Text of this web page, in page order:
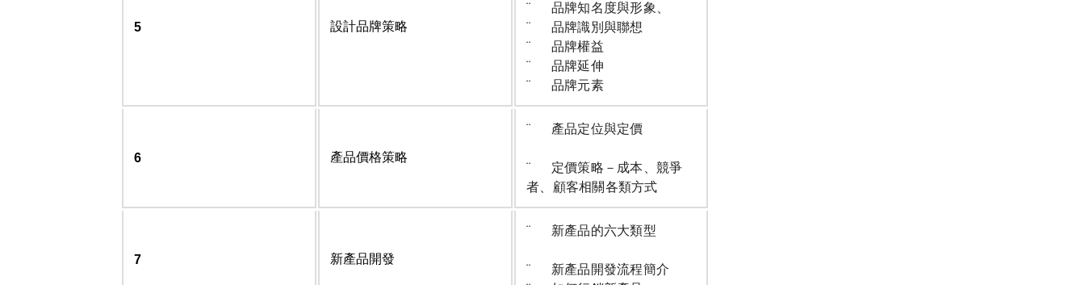
5 設計品牌策略
¨ 品牌知名度與形象、
¨ 品牌識別與聯想
¨ 品牌權益
¨ 品牌延伸
¨ 品牌元素
6 產品價格策略
¨ 產品定位與定價
¨ 定價策略－成本、競爭
者、顧客相關各類方式
7 新產品開發
¨ 新產品的六大類型
¨ 新產品開發流程簡介